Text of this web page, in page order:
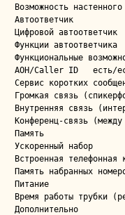
Возможность настенного
Автоответчик
Цифровой автоответчик	есть, на 20 минут
Функции автоответчика	 дистанционное управление с другого телефона
Функциональные
АОН/Caller ID	есть/есть, журнал на 50 номеров
Сервис коротких сообщений
Громкая связь (спикерфон)
Внутренняя связь
Конференц-связь (между
Память
Ускоренный набор	нет
Встроенная телефонная книга	есть, на
Память набранных номеров
Питание
Время работы трубки
Дополнительно